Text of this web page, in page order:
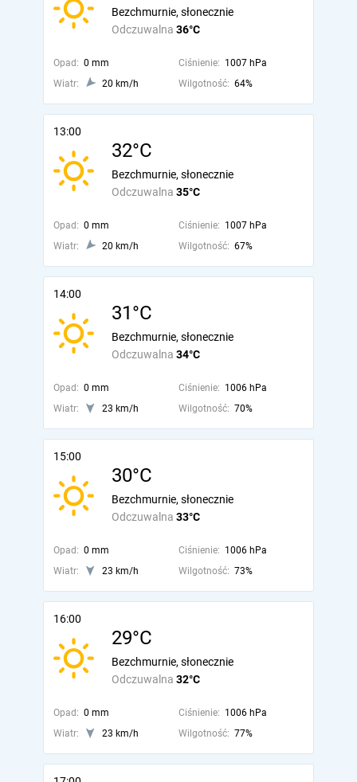
Odczuwalna 36°C
Bezchmurnie, słonecznie
Opad: 0 mm Ciśnienie: 1007 hPa
Wiatr:
20 km/h Wilgotność: 64%
13:00
32°C
Odczuwalna 35°C
Bezchmurnie, słonecznie
Opad: 0 mm Ciśnienie: 1007 hPa
Wiatr:
20 km/h Wilgotność: 67%
14:00
31°C
Odczuwalna 34°C
Bezchmurnie, słonecznie
Opad: 0 mm Ciśnienie: 1006 hPa
Wiatr:
23 km/h Wilgotność: 70%
15:00
30°C
Odczuwalna 33°C
Bezchmurnie, słonecznie
Opad: 0 mm Ciśnienie: 1006 hPa
Wiatr:
23 km/h Wilgotność: 73%
16:00
29°C
Odczuwalna 32°C
Bezchmurnie, słonecznie
Opad: 0 mm Ciśnienie: 1006 hPa
Wiatr:
23 km/h Wilgotność: 77%